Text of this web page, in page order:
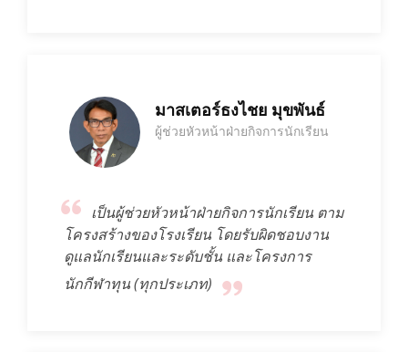
มาสเตอร์ธงไชย มุขพันธ์
ผู้ช่วยหัวหน้าฝ่ายกิจการนักเรียน
เป็นผู้ช่วยหัวหน้าฝ่ายกิจการนักเรียน ตาม
โครงสร้างของโรงเรียน โดยรับผิดชอบงาน
ดูแลนักเรียนและระดับชั้น และโครงการ
นักกีฬาทุน (ทุกประเภท)